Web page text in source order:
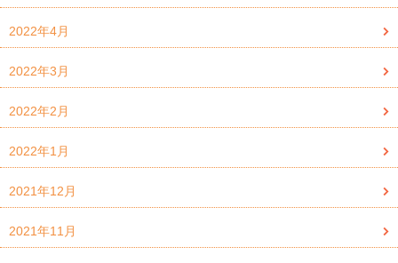
2022年4月
2022年3月
2022年2月
2022年1月
2021年12月
2021年11月